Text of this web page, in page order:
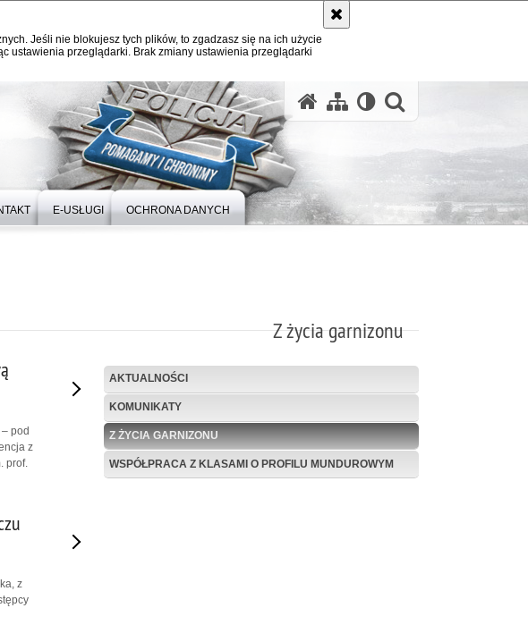
Jeśli nie blokujesz tych plików, to zgadzasz się na ich użycie
ustawienia przeglądarki. Brak zmiany ustawienia przeglądarki
E-USŁUGI OCHRONA DANYCH
Z życia garnizonu
pod
z
prof.
z
AKTUALNOŚCI
KOMUNIKATY
Z ŻYCIA GARNIZONU
WSPÓŁPRACA Z KLASAMI O PROFILU MUNDUROWYM